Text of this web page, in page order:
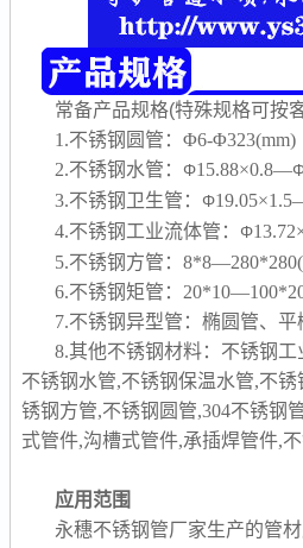
常备产品规格(特殊规格可按
1.不锈钢圆管：Φ6-
2.不锈钢水管：Φ15.88×0.8—
3.不锈钢卫生管：Φ
4.不锈钢工业流体管：Φ
5.不锈钢方管：
6.不锈钢矩管：
7.不锈钢异型管：椭圆管、
8.其他不锈钢材料：不锈钢
不锈钢水管,不锈钢保温水管,不
锈钢方管,不锈钢圆管,304不锈钢
式管件,沟槽式管件,承插焊管件,
应用范围
永穗不锈钢管厂家生产的管